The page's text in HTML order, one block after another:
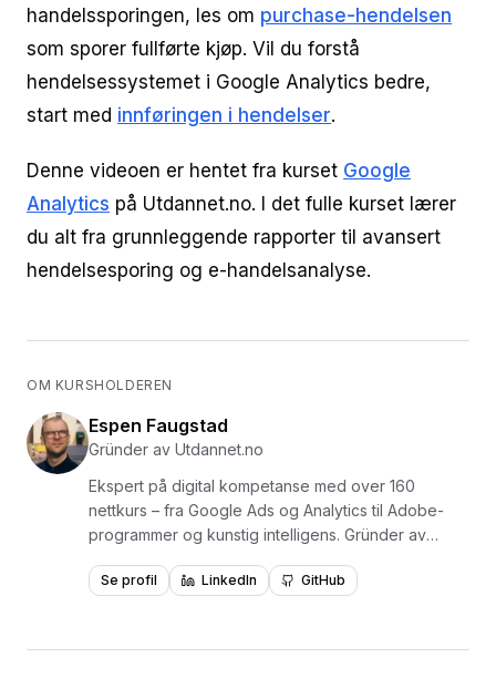
handelssporingen, les om purchase-hendelsen
som sporer fullførte kjøp. Vil du forstå
hendelsessystemet i Google Analytics bedre,
start med innføringen i hendelser.
Denne videoen er hentet fra kurset Google
Analytics på Utdannet.no. I det fulle kurset lærer
du alt fra grunnleggende rapporter til avansert
hendelsesporing og e-handelsanalyse.
OM KURSHOLDEREN
Espen Faugstad
Gründer av Utdannet.no
Ekspert på digital kompetanse med over 160
nettkurs – fra Google Ads og Analytics til Adobe-
programmer og kunstig intelligens. Gründer av
formidlere av digital læring, med over 1,5 millioner
Media og Adresseavisen. Forfatter av læreboken
Se profil LinkedIn GitHub